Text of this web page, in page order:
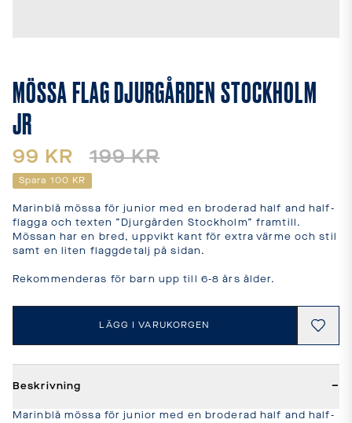
LEVERANS
MÖSSA FLAG DJURGÅRDEN STOCKHOLM
JR
99 KR 199 KR
Spara 100 KR
Marinblå mössa för junior med en broderad half and half-
flagga och texten ”Djurgården Stockholm” framtill.
Mössan har en bred, uppvikt kant för extra värme och stil
samt en liten flaggdetalj på sidan.
Rekommenderas för barn upp till 6-8 års ålder.
LÄGG I VARUKORGEN
Beskrivning −
Marinblå mössa för junior med en broderad half and half-